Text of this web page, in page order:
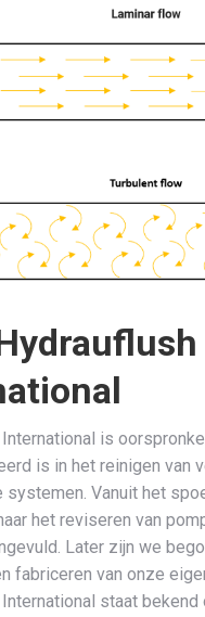
International is
is in het reinigen van
systemen. Vanuit het
het reviseren van
Later zijn we
fabriceren van onze
staat bekend